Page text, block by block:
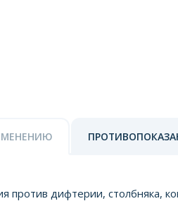
против дифтерии, столбняка,